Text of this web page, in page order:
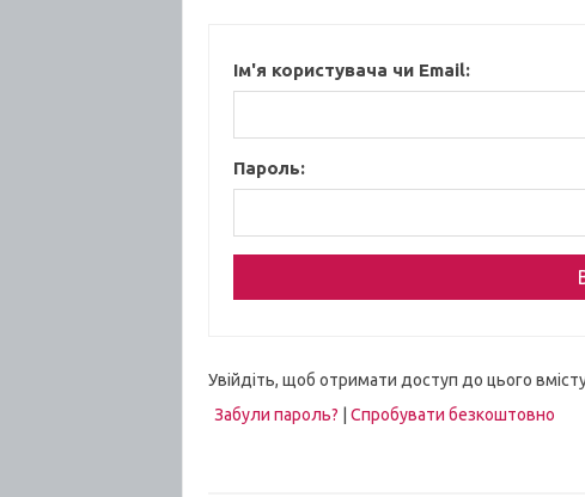
Ім'я користувача чи Email:
Пароль:
Увійдіть, щоб отримати доступ до цього
Забули пароль?
Спробувати безкоштовно